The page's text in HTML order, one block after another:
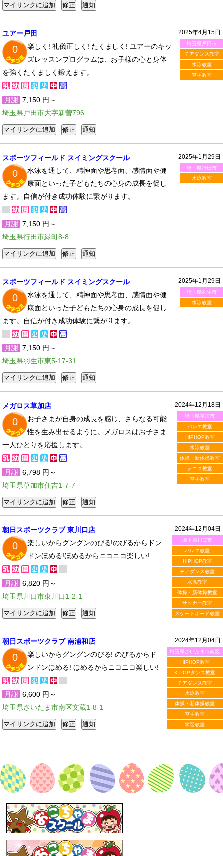
2025年4月15日
埼玉県戸田市
チアダンス教室
水泳教室
空手教室
ユアー戸田
0
楽しく! 礼儀正しく! たくましく! ユアーのキッ
ズレッスンプログラムは、お子様の心と身体
を強くたくましく鍛えます。
月謝 7,150 円～
埼玉県戸田市大字新曽796
2025年1月29日
埼玉県行田市
水泳教室
スポーツフィールド スイミングスクール
0
水泳を通して、精神面や思考面、感情面や健
康面といった子どもたちの心身の成長を促し
ます。自信が付き成功体験に繋がります。
月謝 7,150 円～
埼玉県行田市緑町8-8
2025年1月29日
埼玉県羽生市
水泳教室
スポーツフィールド スイミングスクール
0
水泳を通して、精神面や思考面、感情面や健
康面といった子どもたちの心身の成長を促し
ます。自信が付き成功体験に繋がります。
月謝 7,150 円～
埼玉県羽生市東5-17-31
2024年12月18日
埼玉県草加市
バレエ教室
HIPHOP教室
水泳教室
体操・新体操教室
テニス教室
空手教室
メガロス草加店
0
お子さまが自身の成長を感じ、さらなる可能
性を生み出せるように。メガロスはお子さま
一人ひとりを応援します。
月謝 6,798 円～
埼玉県草加市住吉1-7-7
2024年12月04日
埼玉県川口市
バレエ教室
HIPHOP教室
チアダンス教室
水泳教室
体操・新体操教室
サッカー教室
スケートボード教室
朝日スポーツクラブ 東川口店
0
楽しいからグングンのびる!のびるからドン
ドンほめる!ほめるからニコニコ楽しい!
月謝 6,820 円～
埼玉県川口市東川口1-2-1
2024年12月04日
埼玉県さいたま市南区
HIPHOP教室
K-POPダンス教室
チアダンス教室
水泳教室
体操・新体操教室
空手教室
学習教室
朝日スポーツクラブ 南浦和店
0
楽しいからグングンのびる! のびるからド
ンドンほめる! ほめるからニコニコ楽しい!
月謝 6,600 円～
埼玉県さいたま市南区文蔵1-8-1